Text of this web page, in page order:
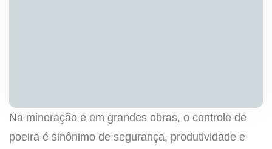
Na mineração e em grandes obras, o controle de
poeira é sinônimo de segurança, produtividade e